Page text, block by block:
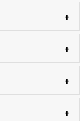
+
+
+
+